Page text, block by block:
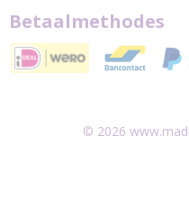
Betaalmethodes
© 2026